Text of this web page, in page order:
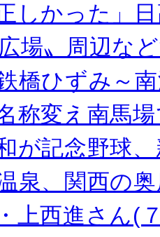
しかった」
場〟周辺な
橋ひずみ～
称変え南馬
が記念野球
泉、関西の
上西進さん(